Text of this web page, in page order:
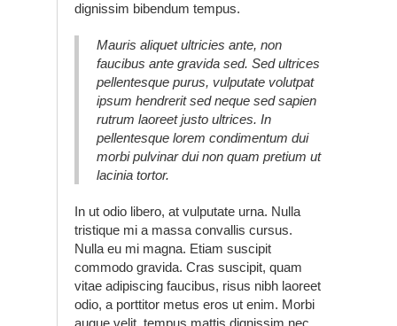
dignissim bibendum tempus.
Mauris aliquet ultricies ante, non
faucibus ante gravida sed. Sed ultrices
pellentesque purus, vulputate volutpat
ipsum hendrerit sed neque sed sapien
rutrum laoreet justo ultrices. In
pellentesque lorem condimentum dui
morbi pulvinar dui non quam pretium ut
lacinia tortor.
In ut odio libero, at vulputate urna. Nulla
tristique mi a massa convallis cursus.
Nulla eu mi magna. Etiam suscipit
commodo gravida. Cras suscipit, quam
vitae adipiscing faucibus, risus nibh laoreet
odio, a porttitor metus eros ut enim. Morbi
augue velit, tempus mattis dignissim nec,